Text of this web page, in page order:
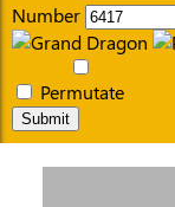
Number
Permutate
Submit